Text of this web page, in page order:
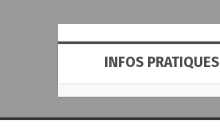
INFOS PRATIQUES